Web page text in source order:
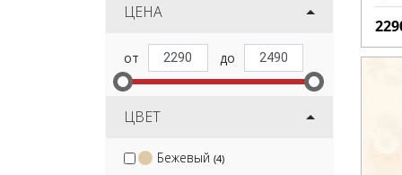
ЦЕНА
ЦВЕТ
Бежевый (4)